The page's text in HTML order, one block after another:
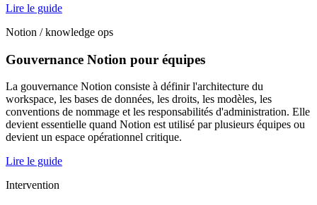
Lire le guide
Notion / knowledge ops
Gouvernance Notion pour équipes
La gouvernance Notion consiste à définir l'architecture du
workspace, les bases de données, les droits, les modèles, les
conventions de nommage et les responsabilités d'administration. Elle
devient essentielle quand Notion est utilisé par plusieurs équipes ou
devient un espace opérationnel critique.
Lire le guide
Intervention